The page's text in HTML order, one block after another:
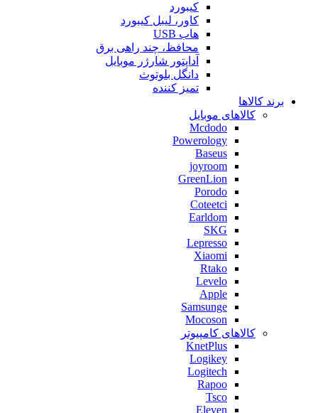
کیبورد
کاور، لیبل کیبورد
هاب USB
محافظ، چند راهی برق
آداپتور شارژر موبایل
دانگل بلوتوث
تمیز کننده
برند کالاها
کالاهای موبایل
Mcdodo
Powerology
Baseus
joyroom
GreenLion
Porodo
Coteetci
Earldom
SKG
Lepresso
Xiaomi
Rtako
Levelo
Apple
Samsunge
Mocoson
کالاهای کامپیوتر
KnetPlus
Logikey
Logitech
Rapoo
Tsco
Eleven